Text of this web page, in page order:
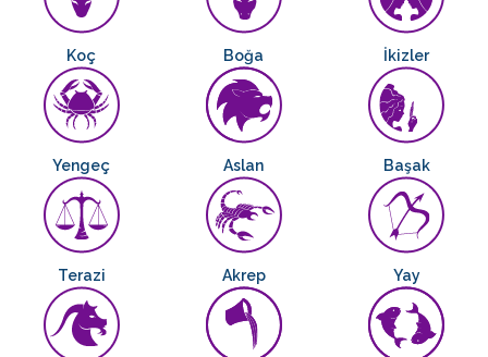
Koç Boğa İkizler
Yengeç Aslan Başak
Terazi Akrep Yay